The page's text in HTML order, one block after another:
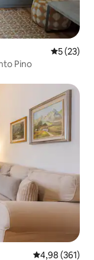
5 de uma
5 (23)
Pino
4,98 de uma
4,98 (361)